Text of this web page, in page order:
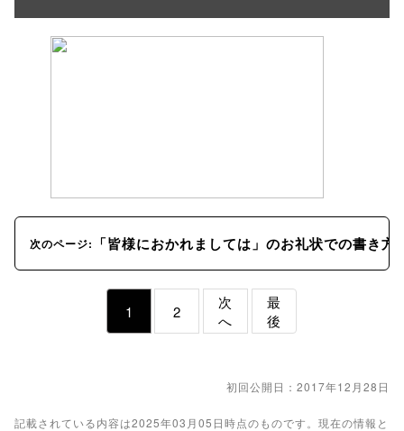
次のページ: 「皆様におかれましては」のお礼状での書き方
1 2
次
へ
最
後
初回公開日：2017年12月28日
記載されている内容は2025年03月05日時点のものです。現在の情報と